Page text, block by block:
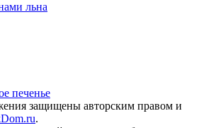
льна
печенье
защищены авторским правом и
.